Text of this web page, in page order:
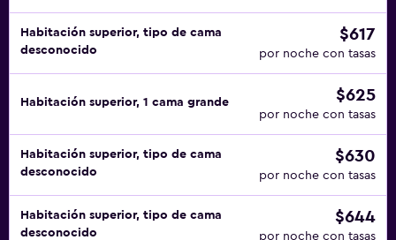
Habitación superior, tipo de cama
desconocido
$617
por noche con tasas
Habitación superior, 1 cama grande $625
por noche con tasas
Habitación superior, tipo de cama
desconocido
$630
por noche con tasas
Habitación superior, tipo de cama
desconocido
$644
por noche con tasas